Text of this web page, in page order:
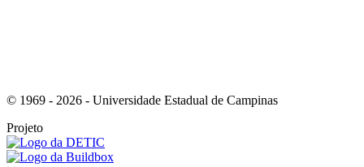
© 1969 - 2026 - Universidade Estadual de Campinas
Projeto